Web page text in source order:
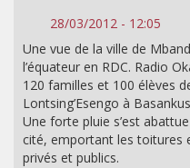
28/03/2012 - 12:05
Une vue de la ville de
l’équateur en RDC. Radio
120 familles et 100 élèves
Lontsing’Esengo à
Une forte pluie s’est
cité, emportant les toitures
privés et publics.